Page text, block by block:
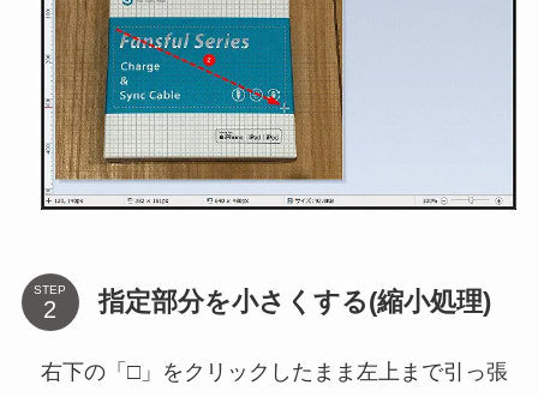
STEP 指定部分を小さくする(縮小処理)
右下の「□」をクリックしたまま左上まで引っ張